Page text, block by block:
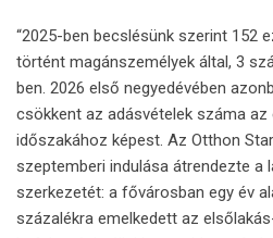
“2025-ben becslésünk szerint 152
történt magánszemélyek által, 3
ben. 2026 első negyedévében
csökkent az adásvételek száma
időszakához képest. Az Otthon
szeptemberi indulása átrendezte a
szerkezetét: a fővárosban egy év
százalékra emelkedett az